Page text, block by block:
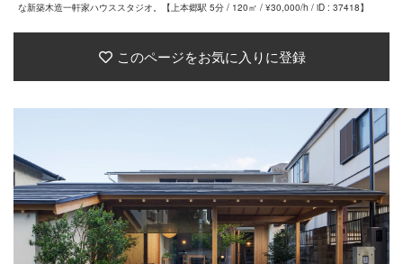
な新築木造一軒家ハウススタジオ。【上本郷駅 5分 / 120㎡ / ¥30,000/h / iD : 37418】
このページをお気に入りに登録